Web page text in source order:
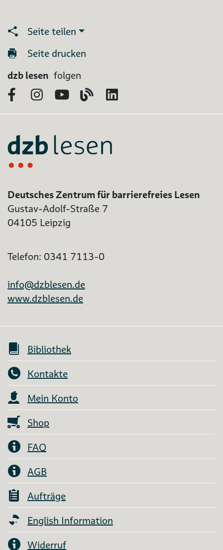
Seite teilen
Seite drucken
dzb lesen folgen
FacebookInstagram
YouTubeBlog
Deutsches Zentrum für barrierefreies Lesen
Gustav-Adolf-Straße 7
04105 Leipzig
Telefon: 0341 7113-0
info@dzblesen.de
www.dzblesen.de
Bibliothek
Kontakte
Mein Konto
Shop
FAQ
AGB
Aufträge
English Information
Widerruf